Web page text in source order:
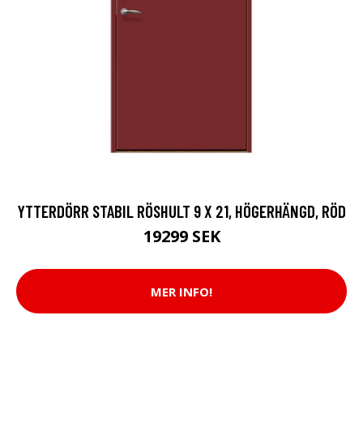
YTTERDÖRR STABIL RÖSHULT 9 X 21, HÖGERHÄNGD, RÖD
19299 SEK
MER INFO!